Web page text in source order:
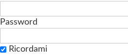
Password
Ricordami